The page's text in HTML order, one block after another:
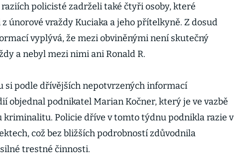
policisté zadrželi také čtyři osoby, které
únorové vraždy Kuciaka a jeho přítelkyně. Z dosud
vyplývá, že mezi obviněnými není skutečný
a nebyl mezi nimi ani Ronald R.
si podle dřívějších nepotvrzených informací
objednal podnikatel Marian Kočner, který je ve vazbě
kriminalitu. Policie dříve v tomto týdnu podnikla razie v
což bez bližších podrobností zdůvodnila
trestné činnosti.